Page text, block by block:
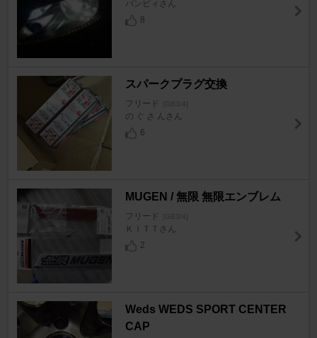
バンビィさん
8
スパークプラグ交換
フリード [GB3/4]
の ぐ さ んさん
6
MUGEN / 無限 無限エンブレム
フリード [GB3/4]
ＫＩＴＴさん
2
Weds WEDS SPORT CENTER
CAP